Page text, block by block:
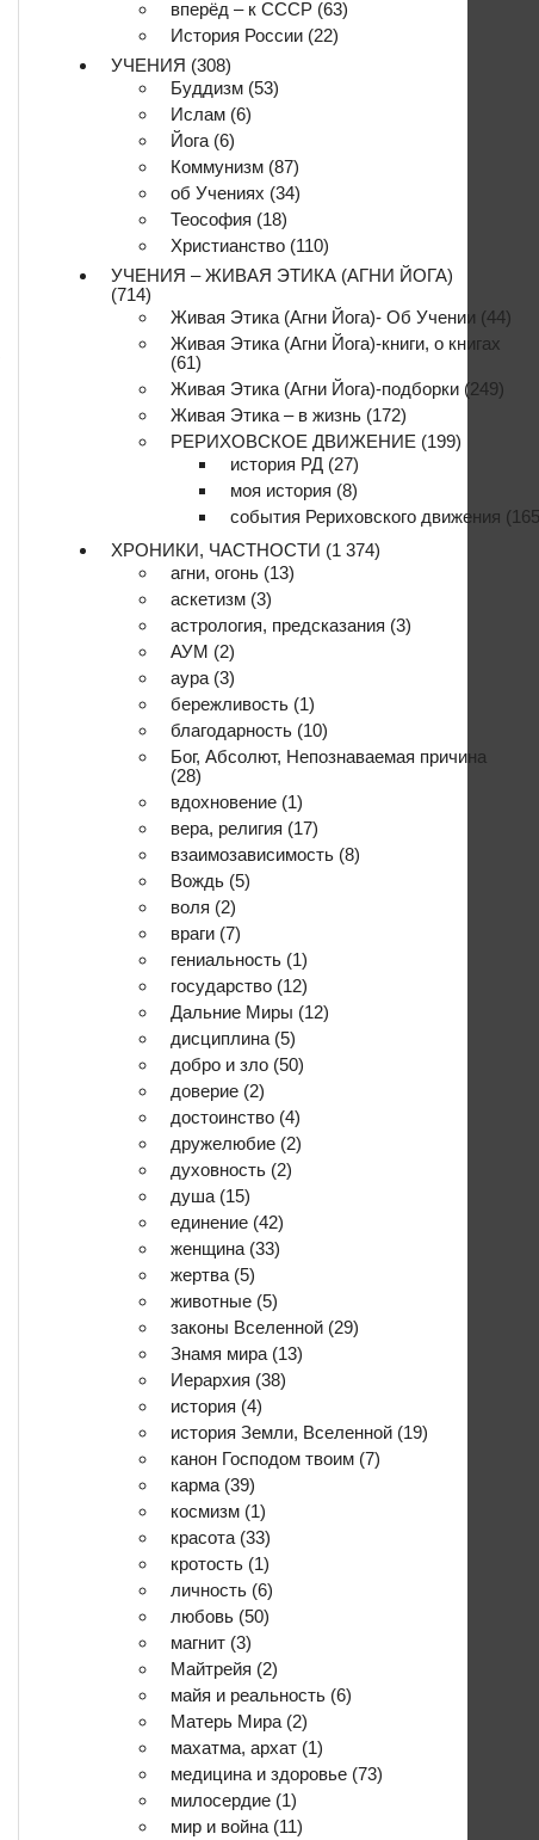
вперёд – к СССР (63)
История России (22)
УЧЕНИЯ (308)
Буддизм (53)
Ислам (6)
Йога (6)
Коммунизм (87)
об Учениях (34)
Теософия (18)
Христианство (110)
УЧЕНИЯ – ЖИВАЯ ЭТИКА (АГНИ ЙОГА)
(714)
Живая Этика (Агни Йога)- Об Учении (44)
Живая Этика (Агни Йога)-книги, о книгах
(61)
Живая Этика (Агни Йога)-подборки (249)
Живая Этика – в жизнь (172)
РЕРИХОВСКОЕ ДВИЖЕНИЕ (199)
история РД (27)
моя история (8)
события Рериховского движения
ХРОНИКИ, ЧАСТНОСТИ (1 374)
агни, огонь (13)
аскетизм (3)
астрология, предсказания (3)
АУМ (2)
аура (3)
бережливость (1)
благодарность (10)
Бог, Абсолют, Непознаваемая причина
(28)
вдохновение (1)
вера, религия (17)
взаимозависимость (8)
Вождь (5)
воля (2)
враги (7)
гениальность (1)
государство (12)
Дальние Миры (12)
дисциплина (5)
добро и зло (50)
доверие (2)
достоинство (4)
дружелюбие (2)
духовность (2)
душа (15)
единение (42)
женщина (33)
жертва (5)
животные (5)
законы Вселенной (29)
Знамя мира (13)
Иерархия (38)
история (4)
история Земли, Вселенной (19)
канон Господом твоим (7)
карма (39)
космизм (1)
красота (33)
кротость (1)
личность (6)
любовь (50)
магнит (3)
Майтрейя (2)
майя и реальность (6)
Матерь Мира (2)
махатма, архат (1)
медицина и здоровье (73)
милосердие (1)
мир и война (11)